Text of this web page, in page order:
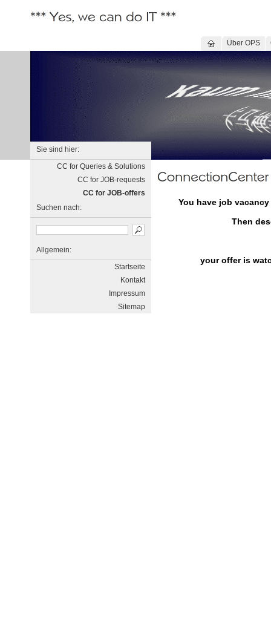
Über OPS
Sie sind hier:
CC for Queries & Solutions
CC for JOB-requests
CC for JOB-offers
Suchen nach:
Allgemein:
Startseite
Kontakt
Impressum
Sitemap
You have job
Then
your offer is